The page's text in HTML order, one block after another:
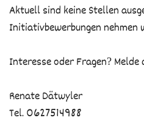
Aktuell sind keine Stellen
Initiativbewerbungen nehmen
Interesse oder Fragen?
Renate Dätwyler
Tel. 0627514988